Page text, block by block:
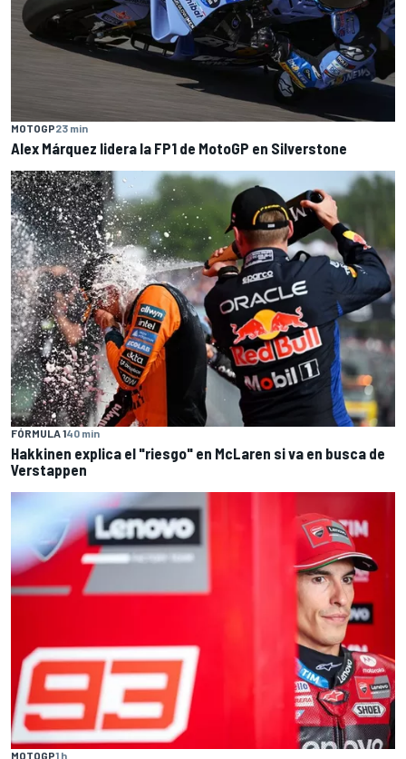
MOTOGP23 min
Alex Márquez lidera la FP1 de MotoGP en Silverstone
FÓRMULA 140 min
Hakkinen explica el "riesgo" en McLaren si va en busca de
Verstappen
MOTOGP1 h